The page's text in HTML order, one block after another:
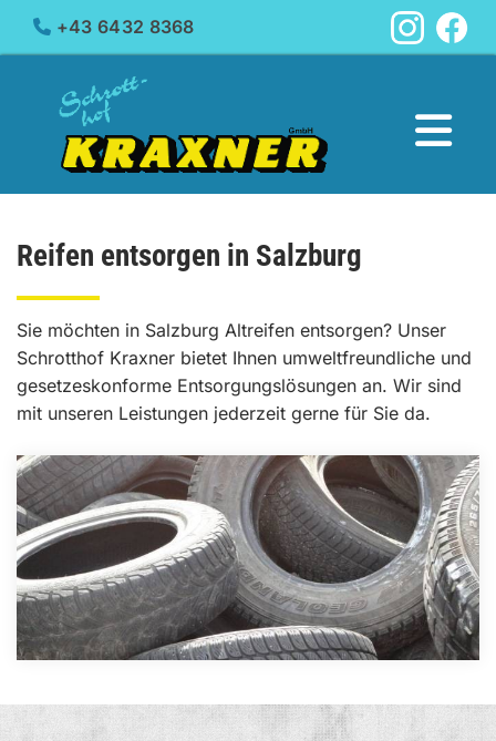
 +43 6432 8368
Reifen entsorgen in Salzburg
Sie möchten in Salzburg Altreifen entsorgen? Unser
Schrotthof Kraxner bietet Ihnen umweltfreundliche und
gesetzeskonforme Entsorgungslösungen an. Wir sind
mit unseren Leistungen jederzeit gerne für Sie da.